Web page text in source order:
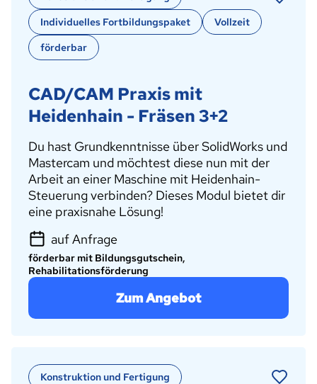
Individuelles Fortbildungspaket
Vollzeit
förderbar
CAD/CAM Praxis mit
Heidenhain - Fräsen 3+2
Du hast Grundkenntnisse über SolidWorks und
Mastercam und möchtest diese nun mit der
Arbeit an einer Maschine mit Heidenhain-
Steuerung verbinden? Dieses Modul bietet dir
eine praxisnahe Lösung!
auf Anfrage
förderbar mit Bildungsgutschein,
Rehabilitationsförderung
Zum Angebot
Konstruktion und Fertigung